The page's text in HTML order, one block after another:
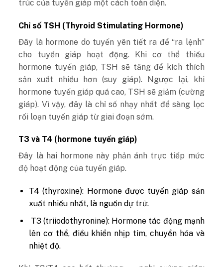
trúc của tuyến giáp một cách toàn diện.
Chỉ số TSH (Thyroid Stimulating Hormone)
Đây là hormone do tuyến yên tiết ra để “ra lệnh”
cho tuyến giáp hoạt động. Khi cơ thể thiếu
hormone tuyến giáp, TSH sẽ tăng để kích thích
sản xuất nhiều hơn (suy giáp). Ngược lại, khi
hormone tuyến giáp quá cao, TSH sẽ giảm (cường
giáp). Vì vậy, đây là chỉ số nhạy nhất để sàng lọc
rối loạn tuyến giáp từ giai đoạn sớm.
T3 và T4 (hormone tuyến giáp)
Đây là hai hormone này phản ánh trực tiếp mức
độ hoạt động của tuyến giáp.
T4 (thyroxine): Hormone được tuyến giáp sản
xuất nhiều nhất, là nguồn dự trữ.
T3 (triiodothyronine): Hormone tác động mạnh
lên cơ thể, điều khiển nhịp tim, chuyển hóa và
nhiệt độ.